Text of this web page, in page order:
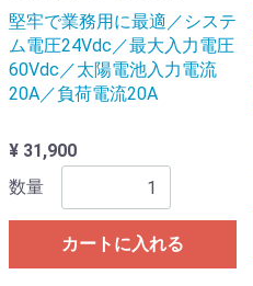
堅牢で業務用に最適／システ
ム電圧24Vdc／最大入力電圧
60Vdc／太陽電池入力電流
20A／負荷電流20A
¥ 31,900
数量
カートに入れる